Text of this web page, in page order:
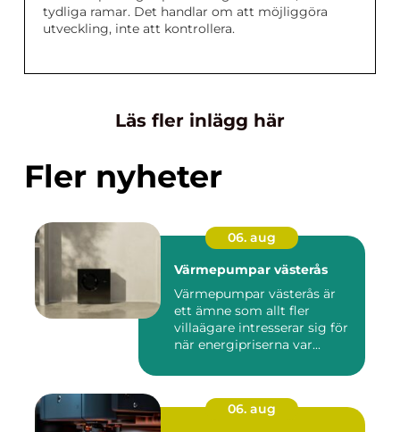
tydliga ramar. Det handlar om att möjliggöra
utveckling, inte att kontrollera.
Läs fler inlägg här
Fler nyheter
06. aug
Värmepumpar västerås
Värmepumpar västerås är
ett ämne som allt fler
villaägare intresserar sig för
när energipriserna var...
06. aug